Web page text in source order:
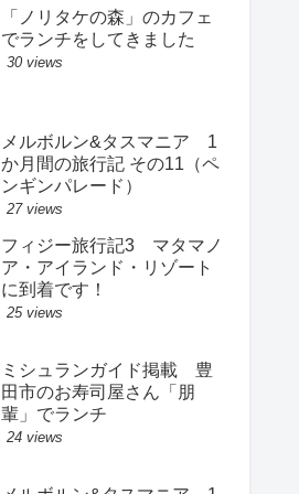
「ノリタケの森」のカフェ
でランチをしてきました
30 views
メルボルン&タスマニア 1
か月間の旅行記 その11（ペ
ンギンパレード）
27 views
フィジー旅行記3 マタマノ
ア・アイランド・リゾート
に到着です！
25 views
ミシュランガイド掲載 豊
田市のお寿司屋さん「朋
輩」でランチ
24 views